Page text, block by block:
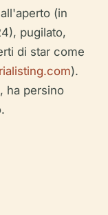
(in
pugilato,
di star come
).
ha persino